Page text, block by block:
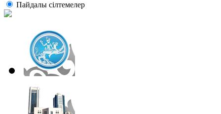
Пайдалы сiлтемелер